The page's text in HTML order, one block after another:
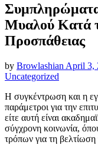
Μυαλού Κατά
Προσπάθειας
by Browlashian April 3,
Uncategorized
Η συγκέντρωση και η
παράμετροι για την
είτε αυτή είναι
σύγχρονη κοινωνία,
τρόπων για τη